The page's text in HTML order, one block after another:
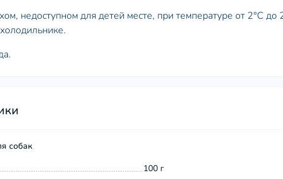
недоступном для детей месте, при температуре от 2°С
собак
100 г